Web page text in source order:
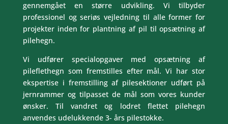
gennemgået en større udvikling. Vi tilbyder
professionel og seriøs vejledning til alle former for
projekter inden for plantning af pil til opsætning af
pilehegn.
Vi udfører specialopgaver med opsætning af
pileflethegn som fremstilles efter mål. Vi har stor
ekspertise i fremstilling af pilesektioner udført på
jernrammer og tilpasset de mål som vores kunder
ønsker. Til vandret og lodret flettet pilehegn
anvendes udelukkende 3- års pilestokke.